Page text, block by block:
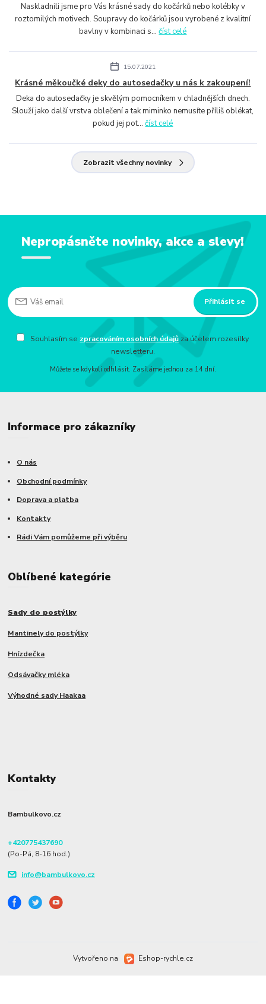
Naskladnili jsme pro Vás krásné sady do kočárků nebo kolébky v
roztomilých motivech. Soupravy do kočárků jsou vyrobené z kvalitní
bavlny v kombinaci s...číst celé
15.07.2021
Krásné měkoučké deky do autosedačky u nás k zakoupení!
Deka do autosedačky je skvělým pomocníkem v chladnějších dnech.
Slouží jako další vrstva oblečení a tak miminko nemusíte příliš oblékat,
pokud jej pot...číst celé
Zobrazit všechny novinky
Nepropásněte novinky, akce a slevy!
Přihlásit se
Souhlasím se zpracováním osobních údajů za účelem rozesílky
newsletteru.
Můžete se kdykoli odhlásit. Zasíláme jednou za 14 dní.
Informace pro zákazníky
O nás
Obchodní podmínky
Doprava a platba
Kontakty
Rádi Vám pomůžeme při výběru
Oblíbené kategórie
Sady do postýlky
Mantinely do postýlky
Hnízdečka
Odsávačky mléka
Výhodné sady Haakaa
Kontakty
Bambulkovo.cz
+420775437690
(Po-Pá, 8-16 hod.)
info@bambulkovo.cz
Vytvořeno na Eshop-rychle.cz